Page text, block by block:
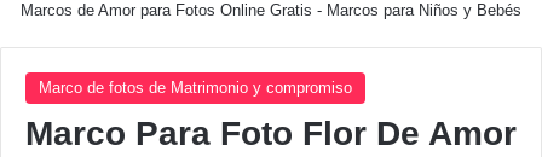
Marcos de Amor para Fotos Online Gratis - Marcos para Niños y Bebés
Marco de fotos de Matrimonio y compromiso
Marco Para Foto Flor De Amor